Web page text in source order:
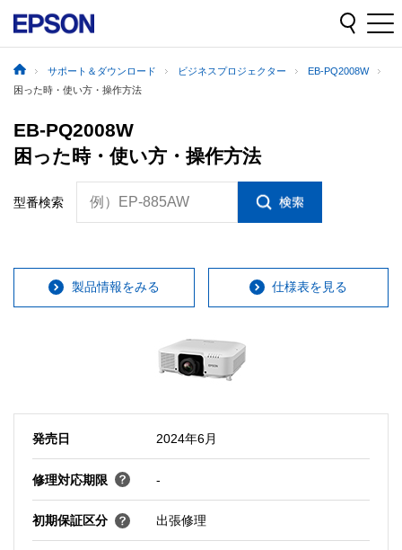
サポート＆ダウンロード ビジネスプロジェクター
EB-PQ2008W
困った時・使い方・操作方法
EB-PQ2008W
困った時・使い方・操作方法
型番検索 例）EP-885AW
製品情報をみる 仕様表を見る
発売日 2024年6月
修理対応期限 -
初期保証区分 出張修理